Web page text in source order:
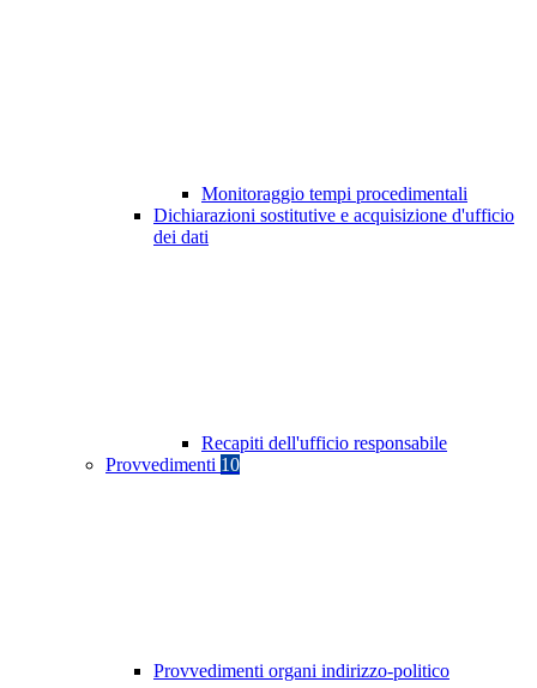
Monitoraggio tempi procedimentali
Dichiarazioni sostitutive e acquisizione d'ufficio
dei dati
Recapiti dell'ufficio responsabile
Provvedimenti 10
Provvedimenti organi indirizzo-politico